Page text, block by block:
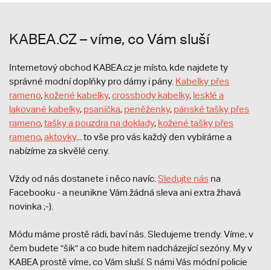
KABEA.CZ – víme, co Vám sluší
Internetový obchod KABEA.cz je místo, kde najdete ty
správné modní doplňky pro dámy i pány. Kabelky přes
rameno, kožené kabelky,crossbody kabelky, lesklé a
lakované kabelky, psaníčka, peněženky, pánské tašky přes
rameno,tašky a pouzdra na doklady, kožené tašky přes
rameno,aktovky... to vše pro vás každý den vybíráme a
nabízíme za skvělé ceny.
Vždy od nás dostanete i něco navíc. Sledujte nás na
Facebooku - a neunikne Vám žádná sleva ani extra žhavá
novinka ;-).
Módu máme prostě rádi, baví nás. Sledujeme trendy. Víme, v
čem budete "šik" a co bude hitem nadcházející sezóny. My v
KABEA prostě víme, co Vám sluší. S námi Vás módní policie